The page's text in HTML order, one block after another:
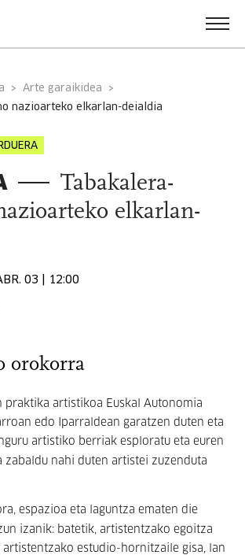
Arte garaikidea
nazioarteko elkarlan-deialdia
Tabakalera-
elkarlan-
03 | 12:00
orokorra
praktika artistikoa Euskal Autonomia
edo Iparraldean garatzen duten eta
artistiko berriak esploratu eta euren
zabaldu nahi duten artistei zuzenduta
espazioa eta laguntza ematen die
izanik: batetik, artistentzako egoitza
artistentzako estudio-hornitzaile gisa, lan